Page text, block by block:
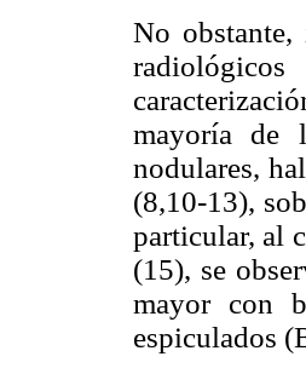
No
mayoría de
nodulares,
(8,10-13),
particular, al
(15), se
mayor con
espiculados